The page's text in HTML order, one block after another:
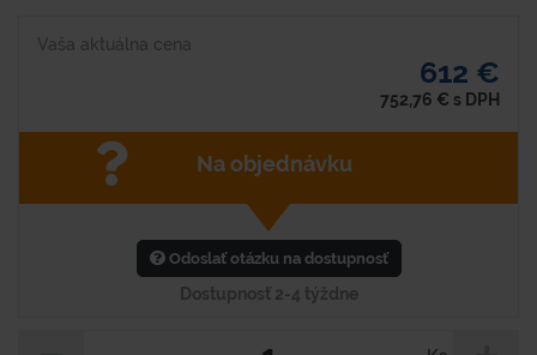
Vaša aktuálna cena
612 €
752,76 € s DPH
Na objednávku
Odoslať otázku na dostupnosť
Dostupnosť 2-4 týždne